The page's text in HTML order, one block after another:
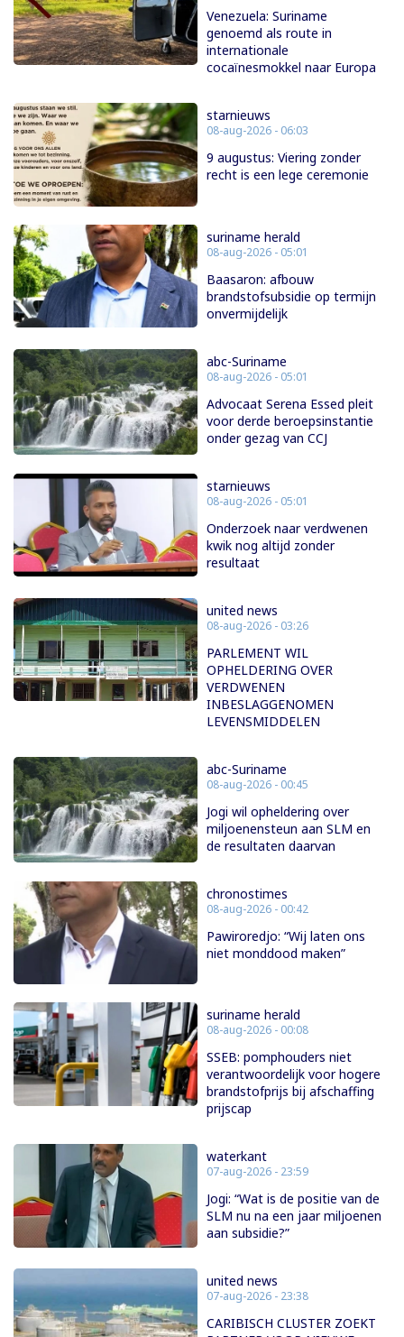
Venezuela: Suriname
genoemd als route in
internationale
cocaïnesmokkel naar Europa
starnieuws
08-aug-2026 - 06:03
9 augustus: Viering zonder
recht is een lege ceremonie
suriname herald
08-aug-2026 - 05:01
Baasaron: afbouw
brandstofsubsidie op termijn
onvermijdelijk
abc-Suriname
08-aug-2026 - 05:01
Advocaat Serena Essed pleit
voor derde beroepsinstantie
onder gezag van CCJ
starnieuws
08-aug-2026 - 05:01
Onderzoek naar verdwenen
kwik nog altijd zonder
resultaat
united news
08-aug-2026 - 03:26
PARLEMENT WIL
OPHELDERING OVER
VERDWENEN
INBESLAGGENOMEN
LEVENSMIDDELEN
abc-Suriname
08-aug-2026 - 00:45
Jogi wil opheldering over
miljoenensteun aan SLM en
de resultaten daarvan
chronostimes
08-aug-2026 - 00:42
Pawiroredjo: “Wij laten ons
niet monddood maken”
suriname herald
08-aug-2026 - 00:08
SSEB: pomphouders niet
verantwoordelijk voor hogere
brandstofprijs bij afschaffing
prijscap
waterkant
07-aug-2026 - 23:59
Jogi: “Wat is de positie van de
SLM nu na een jaar miljoenen
aan subsidie?”
united news
07-aug-2026 - 23:38
CARIBISCH CLUSTER ZOEKT